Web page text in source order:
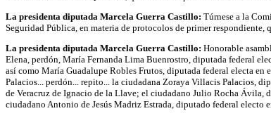
La presidenta diputada Marcela Guerra Castillo: Túrnese a la
Seguridad Pública, en materia de protocolos de primer
La presidenta diputada Marcela Guerra Castillo: Honorable
Elena, perdón, María Fernanda Lima Buenrostro, diputada federal
así como María Guadalupe Robles Frutos, diputada federal electa
Palacios... perdón... repito... la ciudadana Zoraya Villacis Palacios,
de Veracruz de Ignacio de la Llave; el ciudadano Julio Rocha Ávila,
ciudadano Antonio de Jesús Madriz Estrada, diputado federal